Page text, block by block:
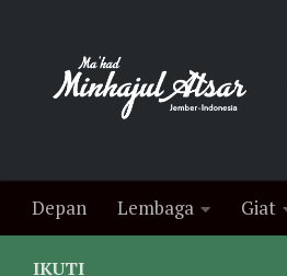
Depan Lembaga Giat
IKUTI